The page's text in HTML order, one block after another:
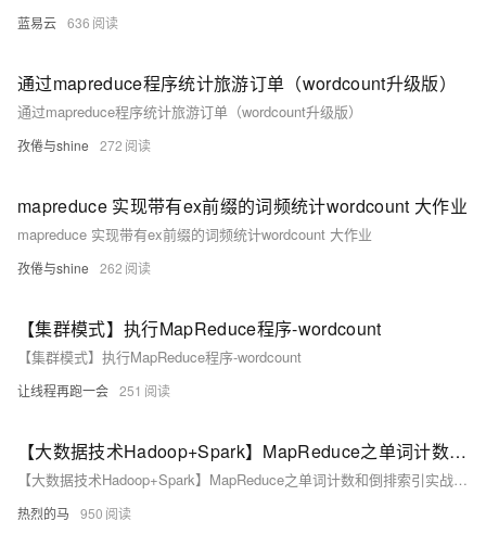
蓝易云 636
通过mapreduce程序统计旅游订单（wordcount升级版）
通过mapreduce程序统计旅游订单（wordcount升级版）
孜倦与shine 272
mapreduce 实现带有ex前缀的词频统计wordcount 大作业
mapreduce 实现带有ex前缀的词频统计wordcount 大作业
孜倦与shine 262
【集群模式】执行MapReduce程序-wordcount
【集群模式】执行MapReduce程序-wordcount
让线程再跑一会 251
【大数据技术Hadoop+Spark】MapReduce之单词计数和倒排索引实战（附源码和数据集 超详细）
【大数据技术Hadoop+Spark】MapReduce之单词计数和倒排索引实战（附源码和数据集 超详细）
热烈的马 950